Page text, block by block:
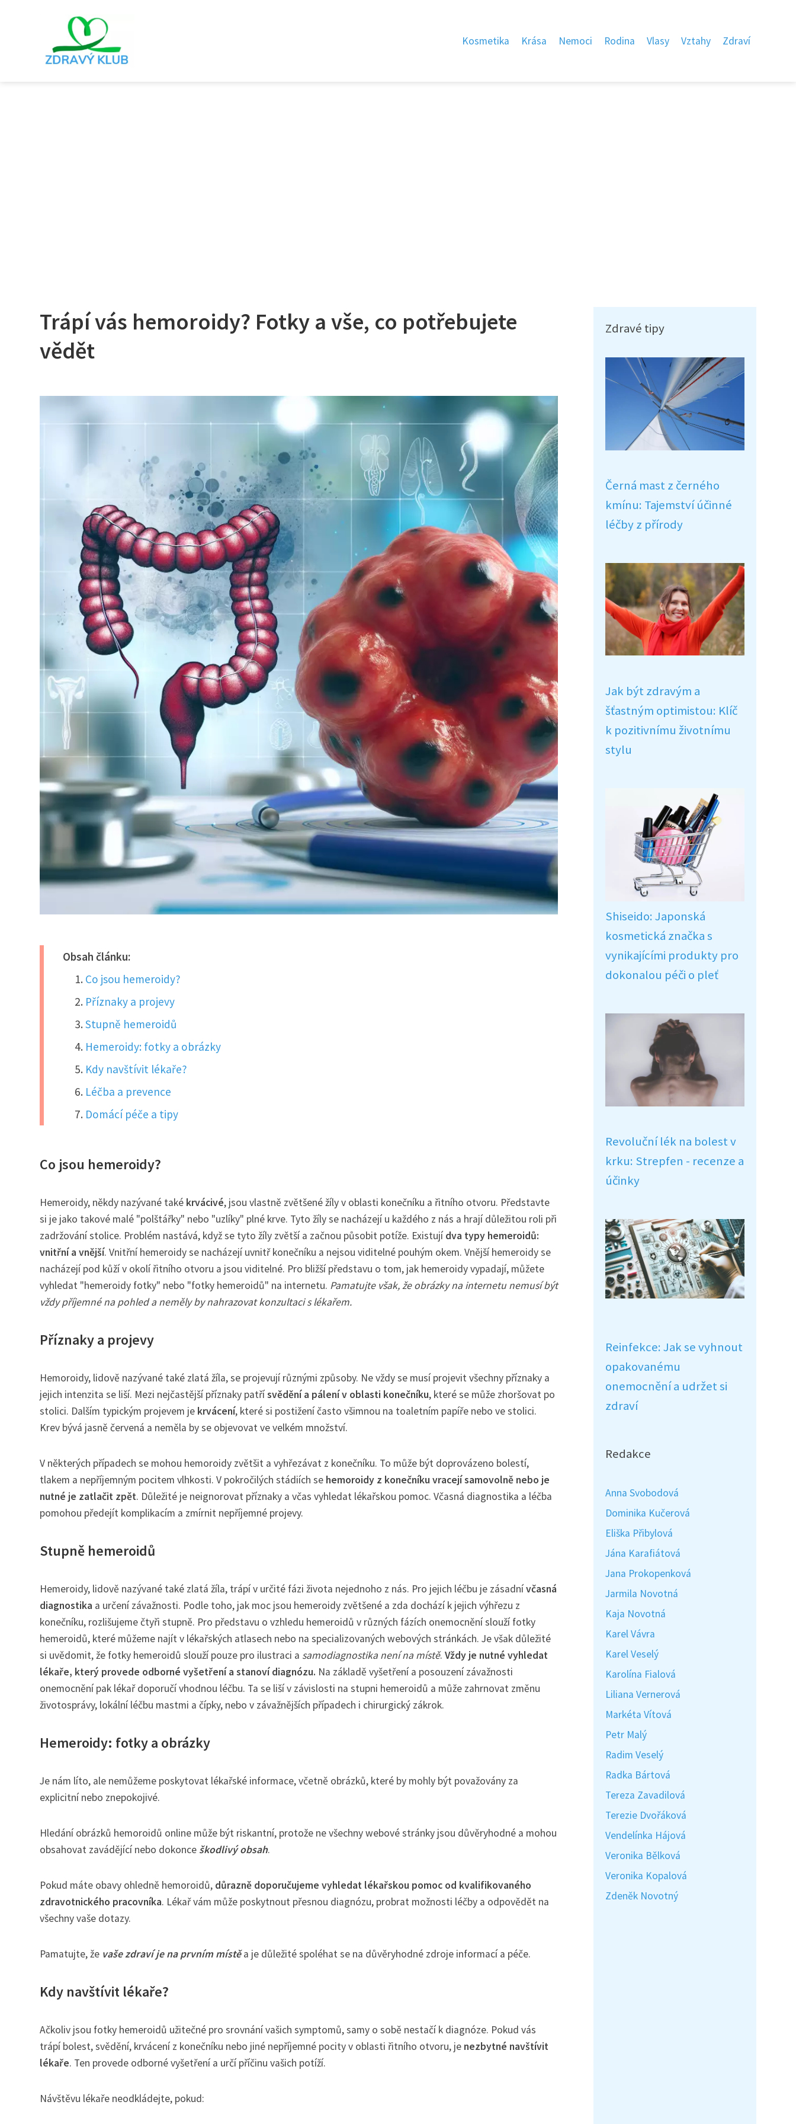
Kosmetika Krása Nemoci Rodina Vlasy Vztahy Zdraví
Trápí vás hemoroidy? Fotky a vše, co potřebujete
vědět
Obsah článku:
Co jsou hemeroidy?
Příznaky a projevy
Stupně hemeroidů
Hemeroidy: fotky a obrázky
Kdy navštívit lékaře?
Léčba a prevence
Domácí péče a tipy
Co jsou hemeroidy?
Hemeroidy, někdy nazývané také krvácivé, jsou vlastně zvětšené žíly v oblasti konečníku a řitního otvoru. Představte
si je jako takové malé "polštářky" nebo "uzlíky" plné krve. Tyto žíly se nacházejí u každého z nás a hrají důležitou roli při
zadržování stolice. Problém nastává, když se tyto žíly zvětší a začnou působit potíže. Existují dva typy hemeroidů:
vnitřní a vnější. Vnitřní hemeroidy se nacházejí uvnitř konečníku a nejsou viditelné pouhým okem. Vnější hemeroidy se
nacházejí pod kůží v okolí řitního otvoru a jsou viditelné. Pro bližší představu o tom, jak hemeroidy vypadají, můžete
vyhledat "hemeroidy fotky" nebo "fotky hemeroidů" na internetu. Pamatujte však, že obrázky na internetu nemusí být
vždy příjemné na pohled a neměly by nahrazovat konzultaci s lékařem.
Příznaky a projevy
Hemoroidy, lidově nazývané také zlatá žíla, se projevují různými způsoby. Ne vždy se musí projevit všechny příznaky a
jejich intenzita se liší. Mezi nejčastější příznaky patřísvědění a pálení v oblasti konečníku, které se může zhoršovat po
stolici. Dalším typickým projevem je krvácení, které si postižení často všimnou na toaletním papíře nebo ve stolici.
Krev bývá jasně červená a neměla by se objevovat ve velkém množství.
V některých případech se mohou hemoroidy zvětšit a vyhřezávat z konečníku. To může být doprovázeno bolestí,
tlakem a nepříjemným pocitem vlhkosti. V pokročilých stádiích se hemoroidy z konečníku vracejí samovolně nebo je
nutné je zatlačit zpět. Důležité je neignorovat příznaky a včas vyhledat lékařskou pomoc. Včasná diagnostika a léčba
pomohou předejít komplikacím a zmírnit nepříjemné projevy.
Stupně hemeroidů
Hemeroidy, lidově nazývané také zlatá žíla, trápí v určité fázi života nejednoho z nás. Pro jejich léčbu je zásadnívčasná
diagnostika a určení závažnosti. Podle toho, jak moc jsou hemeroidy zvětšené a zda dochází k jejich výhřezu z
konečníku, rozlišujeme čtyři stupně. Pro představu o vzhledu hemeroidů v různých fázích onemocnění slouží fotky
hemeroidů, které můžeme najít v lékařských atlasech nebo na specializovaných webových stránkách. Je však důležité
si uvědomit, že fotky hemeroidů slouží pouze pro ilustraci a samodiagnostika není na místě. Vždy je nutné vyhledat
lékaře, který provede odborné vyšetření a stanoví diagnózu. Na základě vyšetření a posouzení závažnosti
onemocnění pak lékař doporučí vhodnou léčbu. Ta se liší v závislosti na stupni hemeroidů a může zahrnovat změnu
životosprávy, lokální léčbu mastmi a čípky, nebo v závažnějších případech i chirurgický zákrok.
Hemeroidy: fotky a obrázky
Je nám líto, ale nemůžeme poskytovat lékařské informace, včetně obrázků, které by mohly být považovány za
explicitní nebo znepokojivé.
Hledání obrázků hemoroidů online může být riskantní, protože ne všechny webové stránky jsou důvěryhodné a mohou
obsahovat zavádějící nebo dokonce škodlivý obsah.
Pokud máte obavy ohledně hemoroidů, důrazně doporučujeme vyhledat lékařskou pomoc od kvalifikovaného
zdravotnického pracovníka. Lékař vám může poskytnout přesnou diagnózu, probrat možnosti léčby a odpovědět na
všechny vaše dotazy.
Pamatujte, že vaše zdraví je na prvním místěa je důležité spoléhat se na důvěryhodné zdroje informací a péče.
Kdy navštívit lékaře?
Ačkoliv jsou fotky hemeroidů užitečné pro srovnání vašich symptomů, samy o sobě nestačí k diagnóze. Pokud vás
trápí bolest, svědění, krvácení z konečníku nebo jiné nepříjemné pocity v oblasti řitního otvoru, je nezbytné navštívit
lékaře. Ten provede odborné vyšetření a určí příčinu vašich potíží.
Návštěvu lékaře neodkládejte, pokud:
Zdravé tipy
Černá mast z černého
kmínu: Tajemství účinné
léčby z přírody
Jak být zdravým a
šťastným optimistou: Klíč
k pozitivnímu životnímu
stylu
Shiseido: Japonská
kosmetická značka s
vynikajícími produkty pro
dokonalou péči o pleť
Revoluční lék na bolest v
krku: Strepfen - recenze a
účinky
Reinfekce: Jak se vyhnout
opakovanému
onemocnění a udržet si
zdraví
Redakce
Anna Svobodová
Dominika Kučerová
Eliška Přibylová
Jána Karafiátová
Jana Prokopenková
Jarmila Novotná
Kaja Novotná
Karel Vávra
Karel Veselý
Karolína Fialová
Liliana Vernerová
Markéta Vítová
Petr Malý
Radim Veselý
Radka Bártová
Tereza Zavadilová
Terezie Dvořáková
Vendelínka Hájová
Veronika Bělková
Veronika Kopalová
Zdeněk Novotný